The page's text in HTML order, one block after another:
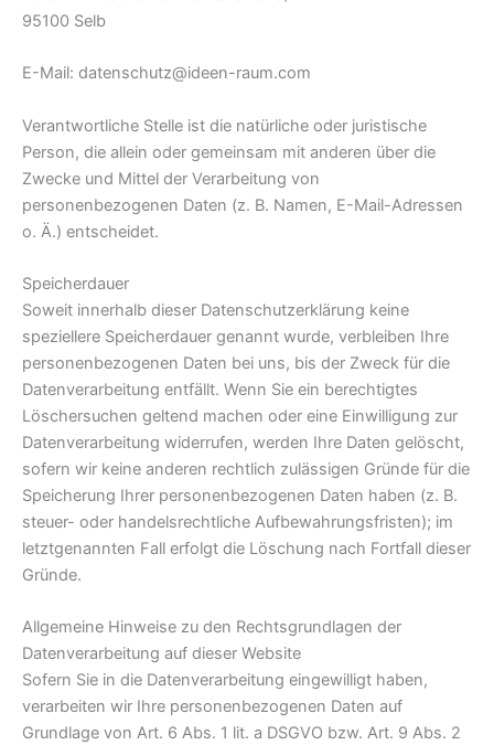
95100 Selb
E-Mail: datenschutz@ideen-raum.com
Verantwortliche Stelle ist die natürliche oder juristische
Person, die allein oder gemeinsam mit anderen über die
Zwecke und Mittel der Verarbeitung von
personenbezogenen Daten (z. B. Namen, E-Mail-Adressen
o. Ä.) entscheidet.
Speicherdauer
Soweit innerhalb dieser Datenschutzerklärung keine
speziellere Speicherdauer genannt wurde, verbleiben Ihre
personenbezogenen Daten bei uns, bis der Zweck für die
Datenverarbeitung entfällt. Wenn Sie ein berechtigtes
Löschersuchen geltend machen oder eine Einwilligung zur
Datenverarbeitung widerrufen, werden Ihre Daten gelöscht,
sofern wir keine anderen rechtlich zulässigen Gründe für die
Speicherung Ihrer personenbezogenen Daten haben (z. B.
steuer- oder handelsrechtliche Aufbewahrungsfristen); im
letztgenannten Fall erfolgt die Löschung nach Fortfall dieser
Gründe.
Allgemeine Hinweise zu den Rechtsgrundlagen der
Datenverarbeitung auf dieser Website
Sofern Sie in die Datenverarbeitung eingewilligt haben,
verarbeiten wir Ihre personenbezogenen Daten auf
Grundlage von Art. 6 Abs. 1 lit. a DSGVO bzw. Art. 9 Abs. 2